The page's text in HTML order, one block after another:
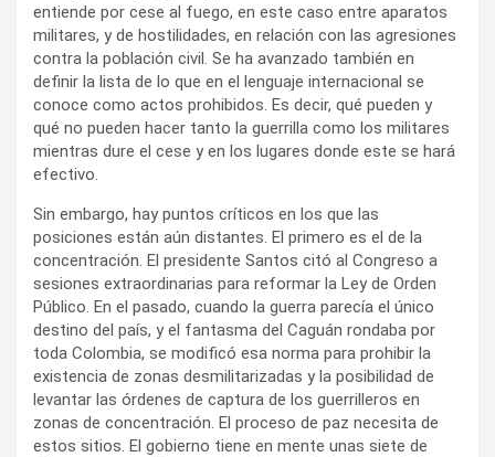
entiende por cese al fuego, en este caso entre aparatos
militares, y de hostilidades, en relación con las agresiones
contra la población civil. Se ha avanzado también en
definir la lista de lo que en el lenguaje internacional se
conoce como actos prohibidos. Es decir, qué pueden y
qué no pueden hacer tanto la guerrilla como los militares
mientras dure el cese y en los lugares donde este se hará
efectivo.
Sin embargo, hay puntos críticos en los que las
posiciones están aún distantes. El primero es el de la
concentración. El presidente Santos citó al Congreso a
sesiones extraordinarias para reformar la Ley de Orden
Público. En el pasado, cuando la guerra parecía el único
destino del país, y el fantasma del Caguán rondaba por
toda Colombia, se modificó esa norma para prohibir la
existencia de zonas desmilitarizadas y la posibilidad de
levantar las órdenes de captura de los guerrilleros en
zonas de concentración. El proceso de paz necesita de
estos sitios. El gobierno tiene en mente unas siete de